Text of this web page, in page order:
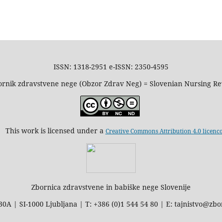
ISSN: 1318-2951 e-ISSN: 2350-4595
zdravstvene nege (Obzor Zdrav Neg) = Slovenian Nursing
This work is licensed under a Creative Commons Attribution 4.0
Zbornica zdravstvene in babiške nege Slovenije
| SI-1000 Ljubljana | T: +386 (0)1 544 54 80 | E: